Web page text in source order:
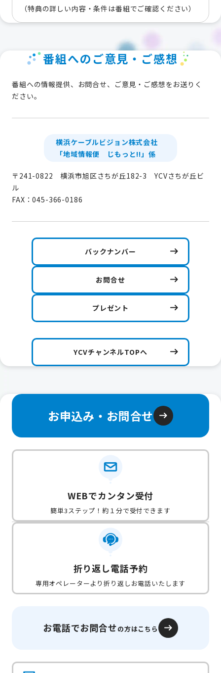
（特典の詳しい内容・条件は番組でご確認ください）
番組へのご意見・ご感想
番組への情報提供、お問合せ、ご意見・ご感想をお送りく
ださい。
横浜ケーブルビジョン株式会社
「地域情報便 じもっと!!」係
〒241-0822 横浜市旭区さちが丘182-3 YCVさちが丘ビ
ル
FAX：045-366-0186
バックナンバー
お問合せ
プレゼント
YCVチャンネルTOPへ
お申込み・お問合せ
WEBでカンタン受付
簡単3ステップ！約１分で受付できます
折り返し電話予約
専用オペレーターより折り返しお電話いたします
お電話でお問合せの方はこちら